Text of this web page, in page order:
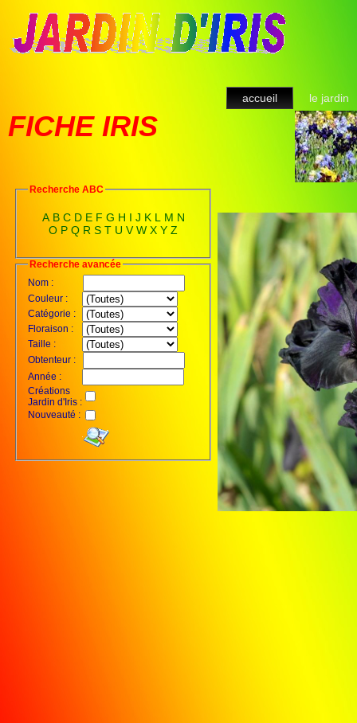
accueil le jardin
FICHE IRIS
Recherche ABC
A B C D E F G H I J K L M N
O P Q R S T U V W X Y Z
Recherche avancée
Nom :
Couleur :
Catégorie :
Floraison :
Taille :
Obtenteur :
Année :
Créations
Jardin d'Iris :
Nouveauté :